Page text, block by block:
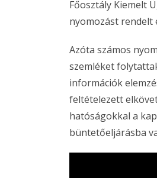
Főosztály Kiemelt
nyomozást
Azóta számos
szemléket
információk
feltételezett
hatóságokkal a
büntetőeljárásba